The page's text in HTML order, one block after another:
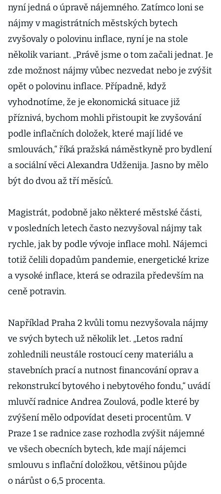
nyní jedná o úpravě nájemného. Zatímco loni se
nájmy v magistrátních městských bytech
zvyšovaly o polovinu inflace, nyní je na stole
několik variant. „Právě jsme o tom začali jednat. Je
zde možnost nájmy vůbec nezvedat nebo je zvýšit
opět o polovinu inflace. Případně, když
vyhodnotíme, že je ekonomická situace již
příznivá, bychom mohli přistoupit ke zvyšování
podle inflačních doložek, které mají lidé ve
smlouvách,“ říká pražská náměstkyně pro bydlení
a sociální věci Alexandra Udženija. Jasno by mělo
být do dvou až tří měsíců.
Magistrát, podobně jako některé městské části,
v posledních letech často nezvyšoval nájmy tak
rychle, jak by podle vývoje inflace mohl. Nájemci
totiž čelili dopadům pandemie, energetické krize
a vysoké inflace, která se odrazila především na
ceně potravin.
Například Praha 2 kvůli tomu nezvyšovala nájmy
ve svých bytech už několik let. „Letos radní
zohlednili neustále rostoucí ceny materiálu a
stavebních prací a nutnost financování oprav a
rekonstrukcí bytového i nebytového fondu,“ uvádí
mluvčí radnice Andrea Zoulová, podle které by
zvýšení mělo odpovídat deseti procentům. V
Praze 1 se radnice zase rozhodla zvýšit nájemné
ve všech obecních bytech, kde mají nájemci
smlouvu s inflační doložkou, většinou půjde
o nárůst o 6,5 procenta.